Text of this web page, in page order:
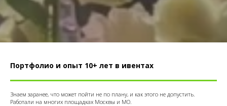
Портфолио и опыт 10+ лет в ивентах
Знаем заранее, что может пойти не по плану, и как этого не допустить.
Работали на многих площадках Москвы и МО.